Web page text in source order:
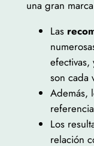
una gran
Las
son cada
Además,
Los
relación